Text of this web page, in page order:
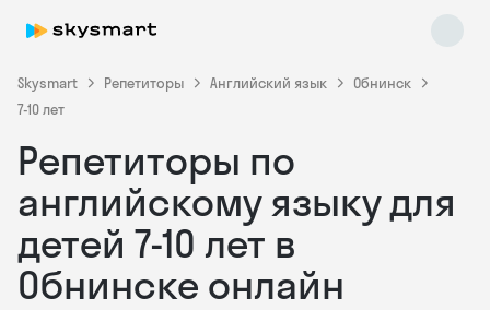
Skysmart Репетиторы Английский язык
Обнинск
7-10 лет
Репетиторы по
английскому языку для
детей 7-10 лет в
Обнинске онлайн
Skysmart Chat